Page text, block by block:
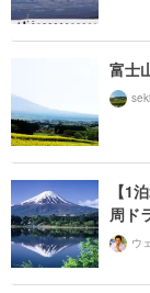
富士
seki
【1
周ド